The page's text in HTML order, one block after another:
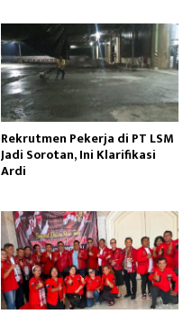
Rekrutmen Pekerja di PT LSM
Jadi Sorotan, Ini Klarifikasi
Ardi